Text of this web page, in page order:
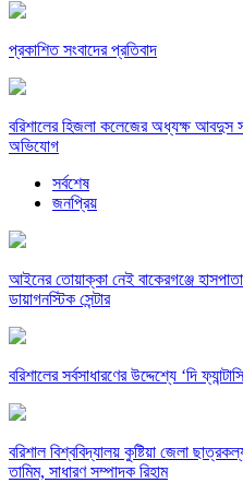
প্রকাশিত সংবাদের প্রতিবাদ
বরিশালের হিজলা কলেজের অধ্যক্ষ আবদুস
অভিযোগ
সর্বশেষ
জনপ্রিয়
​আইনের তোয়াক্কা নেই বাকেরগঞ্জে
ডায়াগনস্টিক সেন্টার
বরিশালের সর্বসাধারণের উদ্দেশ্যে ‘দি
বরিশাল বিশ্ববিদ্যালয় কুষ্টিয়া জেলা
তামিম, সাধারণ সম্পাদক রিহাম